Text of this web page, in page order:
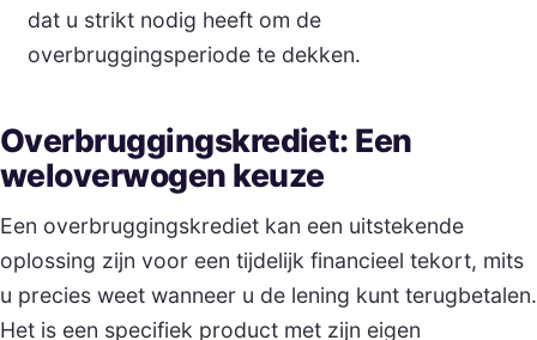
dat u strikt nodig heeft om de
overbruggingsperiode te dekken.
Overbruggingskrediet: Een
weloverwogen keuze
Een overbruggingskrediet kan een uitstekende
oplossing zijn voor een tijdelijk financieel tekort, mits
u precies weet wanneer u de lening kunt terugbetalen.
Het is een specifiek product met zijn eigen